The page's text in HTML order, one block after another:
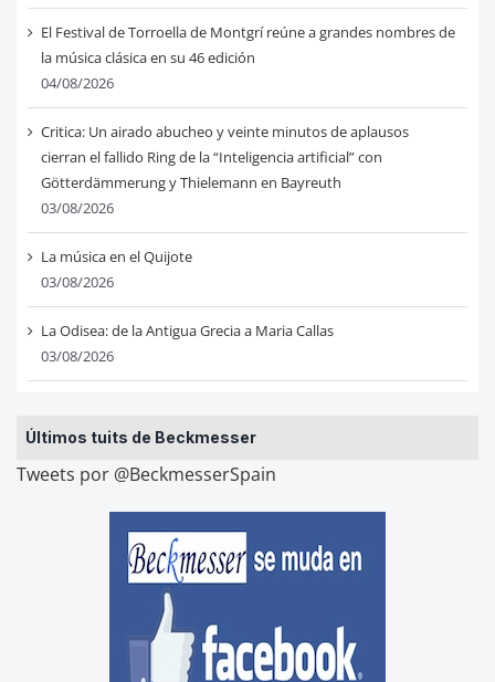
El Festival de Torroella de Montgrí reúne a grandes nombres de
la música clásica en su 46 edición
04/08/2026
Critica: Un airado abucheo y veinte minutos de aplausos
cierran el fallido Ring de la “Inteligencia artificial” con
Götterdämmerung y Thielemann en Bayreuth
03/08/2026
La música en el Quijote
03/08/2026
La Odisea: de la Antigua Grecia a Maria Callas
03/08/2026
Últimos tuits de Beckmesser
Tweets por @BeckmesserSpain